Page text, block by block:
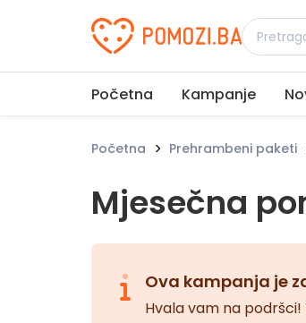
Udruženje Pomozi.ba
Početna Kampanje
Početna Prehrambeni paketi
Mjesečna
Ova kampanja je
Hvala vam na